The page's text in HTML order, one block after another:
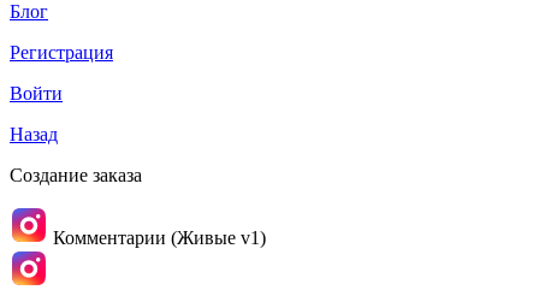
Блог
Регистрация
Войти
Назад
Создание заказа
Комментарии (Живые v1)